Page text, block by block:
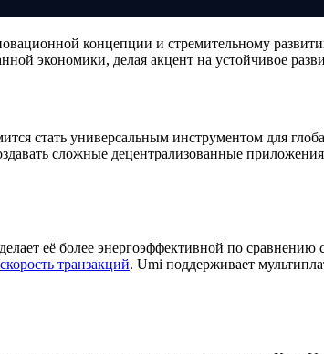
концепции и стремительному
экономики, делая акцент на устойчивое
стать универсальным инструментом для
сложные децентрализованные
её более энергоэффективной по
скорость транзакций. Umi поддерживает